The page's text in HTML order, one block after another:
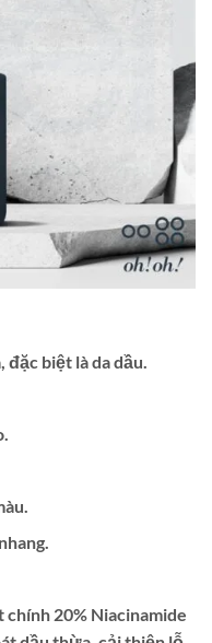
đặc biệt là da dầu.
20% Niacinamide